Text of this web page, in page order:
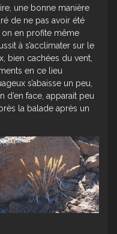
une bonne manière
de ne pas avoir été
en profite même
à s’acclimater sur le
bien cachées du vent,
en ce lieu
s’abaisse un peu,
d’en face, apparait peu
la balade après un